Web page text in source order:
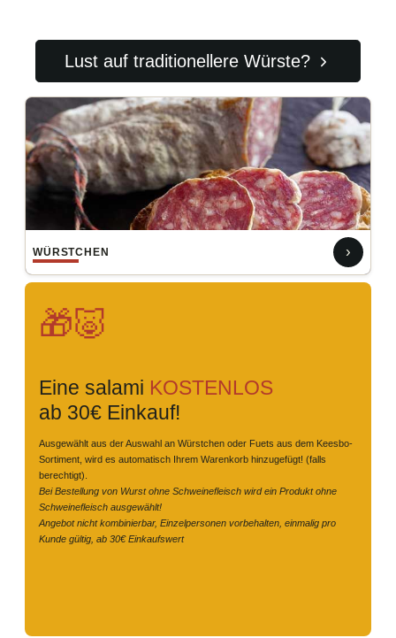
Lust auf traditionellere Würste?
WÜRSTCHEN ›
🎁🐷
Eine salami KOSTENLOS
ab 30€ Einkauf!
Ausgewählt aus der Auswahl an Würstchen oder Fuets aus dem Keesbo-
Sortiment, wird es automatisch Ihrem Warenkorb hinzugefügt! (falls
berechtigt).
Bei Bestellung von Wurst ohne Schweinefleisch wird ein Produkt ohne
Schweinefleisch ausgewählt!
Angebot nicht kombinierbar, Einzelpersonen vorbehalten, einmalig pro
Kunde gültig, ab 30€ Einkaufswert